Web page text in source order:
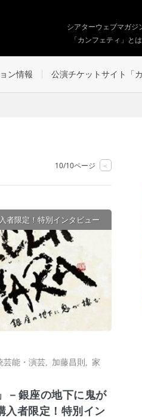
シアターウェブマガジ
「カンフェティ」とは
ン情報 公演チケットサイト「
10/10ページ <
者限定！特別インタビュー
芸能・演芸 加藤昌則 ,家
－銀座の地下に鬼が
者限定！特別イン